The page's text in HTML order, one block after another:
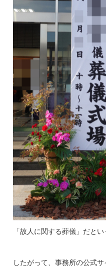
「故人に関する葬儀」だとい
したがって、事務所の公式